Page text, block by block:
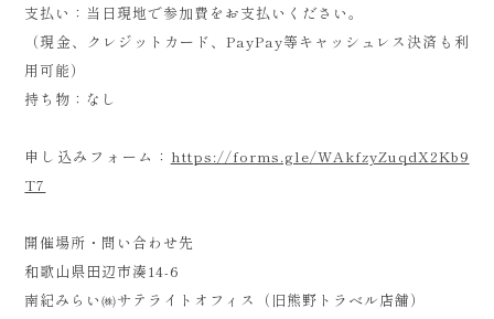
支払い：当日現地で参加費をお支払いください。
（現金、クレジットカード、PayPay等キャッシュレス決済も利
用可能）
持ち物：なし
申し込みフォーム： https://forms.gle/WAkfzyZuqdX2Kb9
T7
開催場所・問い合わせ先
和歌山県田辺市湊14-6
南紀みらい㈱サテライトオフィス（旧熊野トラベル店舗）